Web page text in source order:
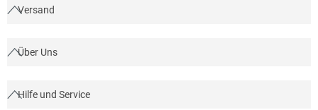
Versand
Über Uns
Hilfe und Service